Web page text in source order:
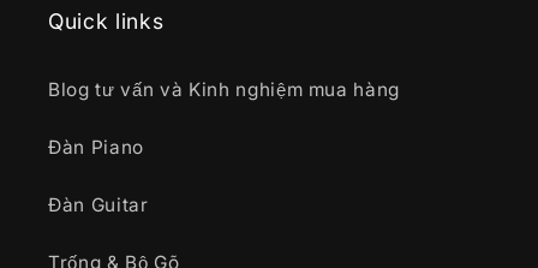
Quick links
Blog tư vấn và Kinh nghiệm mua hàng
Đàn Piano
Đàn Guitar
Trống & Bộ Gõ